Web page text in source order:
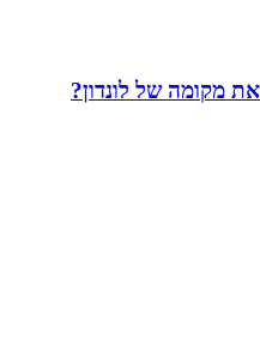
מקומה של לונדון?